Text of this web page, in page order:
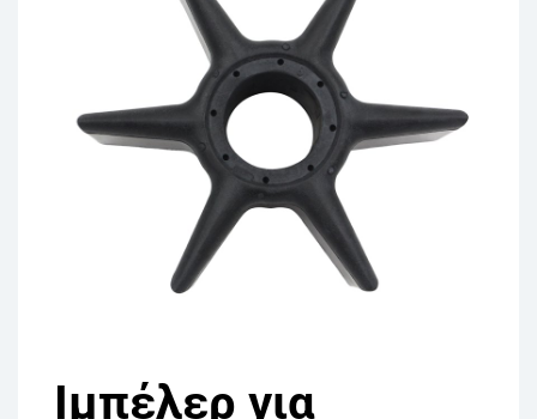
Ιμπέλερ για